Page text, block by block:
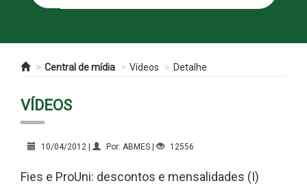
Central de mídia Vídeos Detalhe
VÍDEOS
10/04/2012 | Por: ABMES | 12556
Fies e ProUni: descontos e mensalidades (I)